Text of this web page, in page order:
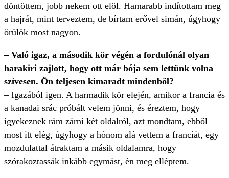
döntöttem, jobb nekem ott elöl. Hamarabb indítottam meg
a hajrát, mint terveztem, de bírtam erővel simán, úgyhogy
örülök most nagyon.
– Való igaz, a második kör végén a fordulónál olyan
harakiri zajlott, hogy ott már bója sem lettünk volna
szívesen. Ön teljesen kimaradt mindenből?
– Igazából igen. A harmadik kör elején, amikor a francia és
a kanadai srác próbált velem jönni, és éreztem, hogy
igyekeznek rám zárni két oldalról, azt mondtam, ebből
most itt elég, úgyhogy a hónom alá vettem a franciát, egy
mozdulattal átraktam a másik oldalamra, hogy
szórakoztassák inkább egymást, én meg elléptem.